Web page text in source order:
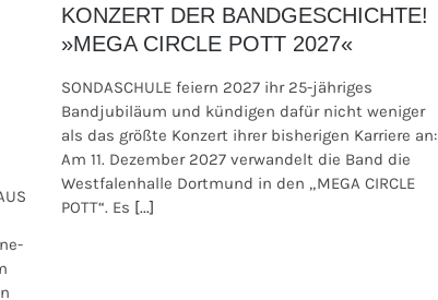
KONZERT DER BANDGESCHICHTE!
»MEGA CIRCLE POTT 2027«
SONDASCHULE feiern 2027 ihr 25-jähriges
Bandjubiläum und kündigen dafür nicht weniger
als das größte Konzert ihrer bisherigen Karriere an:
Am 11. Dezember 2027 verwandelt die Band die
Westfalenhalle Dortmund in den „MEGA CIRCLE
POTT“. Es [...]